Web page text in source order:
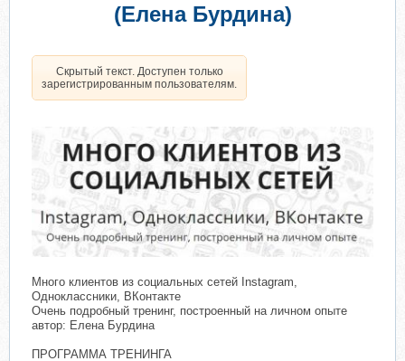
(Елена Бурдина)
Скрытый текст. Доступен только
зарегистрированным пользователям.
Много клиентов из социальных сетей Instagram,
Одноклассники, ВКонтакте
Очень подробный тренинг, построенный на личном опыте
автор: Елена Бурдина
ПРОГРАММА ТРЕНИНГА